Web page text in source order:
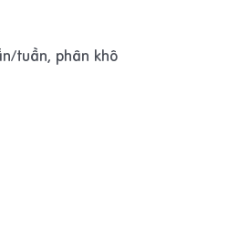
tuần, phân khô